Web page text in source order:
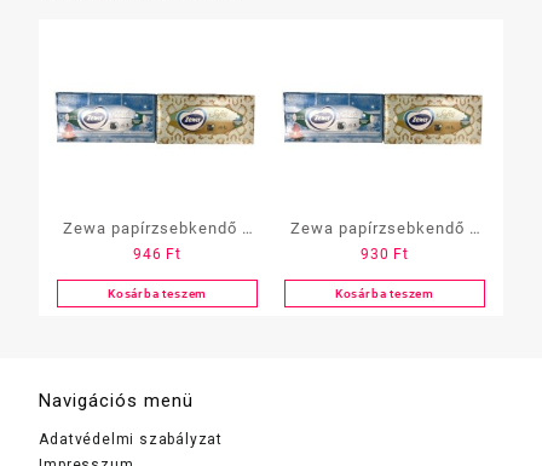
Zewa papírzsebkendő 4
r.80 db, dobozos
946 Ft
Kosárba teszem
Zewa papírzsebkendő 3
r.90 db, dobozos
930 Ft
Kosárba teszem
Navigációs menü
Adatvédelmi szabályzat